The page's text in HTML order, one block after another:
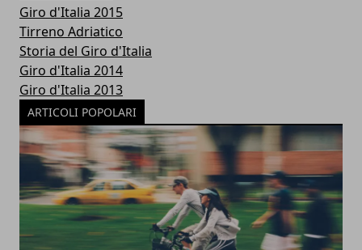
Giro d'Italia 2015
Tirreno Adriatico
Storia del Giro d'Italia
Giro d'Italia 2014
Giro d'Italia 2013
ARTICOLI POPOLARI